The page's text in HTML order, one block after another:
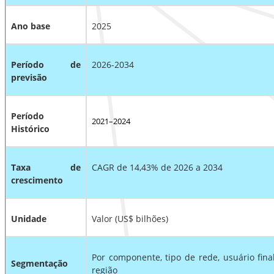
Ano base 2025
Período de
previsão
2026-2034
Período
Histórico
2021–2024
Taxa de
crescimento
CAGR de 14,43% de 2026 a 2034
Unidade Valor (US$ bilhões)
Segmentação
Por componente, tipo de rede, usuário
região